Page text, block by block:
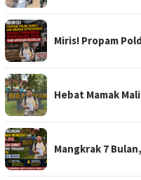
Miris! Propam
Hebat Mamak
Mangkrak 7